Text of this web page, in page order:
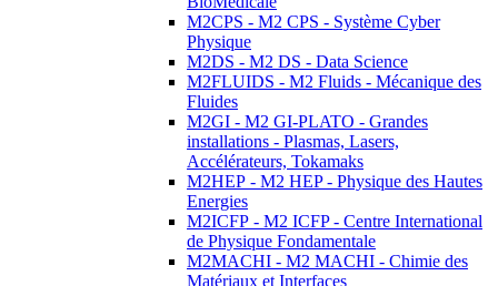
M2CPS - M2 CPS - Système Cyber
Physique
M2DS - M2 DS - Data Science
M2FLUIDS - M2 Fluids - Mécanique des
Fluides
M2GI - M2 GI-PLATO - Grandes
installations - Plasmas, Lasers,
Accélérateurs, Tokamaks
M2HEP - M2 HEP - Physique des Hautes
Energies
M2ICFP - M2 ICFP - Centre International
de Physique Fondamentale
M2MACHI - M2 MACHI - Chimie des
Matériaux et Interfaces